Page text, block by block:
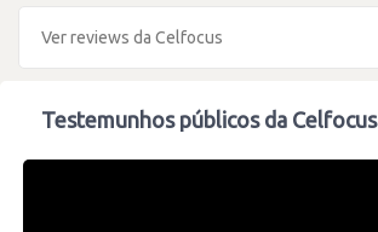
Ver reviews da Celfocus
Testemunhos públicos da Celfocus